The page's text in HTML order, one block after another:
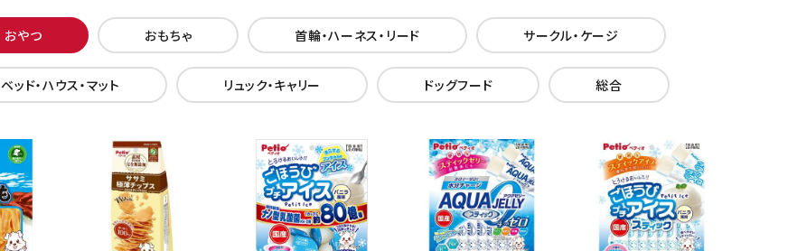
おやつ おもちゃ 首輪・ハーネス・リード サークル・ケージ
ベッド・ハウス・マット リュック・キャリー ドッグフード 総合